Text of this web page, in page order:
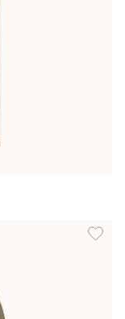
i dessa färger:
Lägg